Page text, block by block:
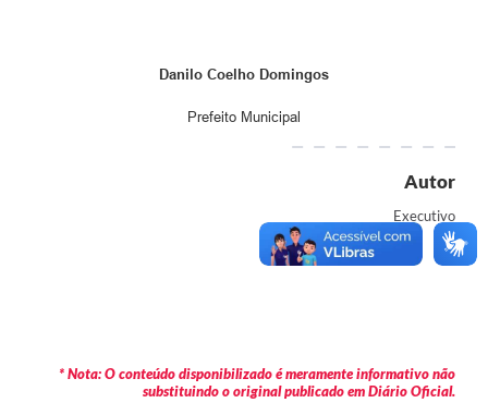
Danilo Coelho Domingos
Prefeito Municipal
Autor
Executivo
* Nota: O conteúdo disponibilizado é meramente informativo não
substituindo o original publicado em Diário Oficial.